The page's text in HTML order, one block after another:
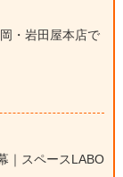
・岩田屋本店で
｜スペースLABO